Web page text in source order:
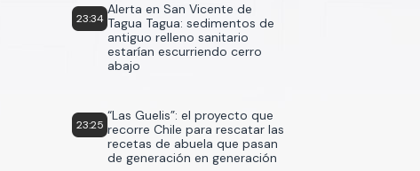
23:34
Alerta en San Vicente de
Tagua Tagua: sedimentos de
antiguo relleno sanitario
estarían escurriendo cerro
abajo
23:25
“Las Guelis”: el proyecto que
recorre Chile para rescatar las
recetas de abuela que pasan
de generación en generación